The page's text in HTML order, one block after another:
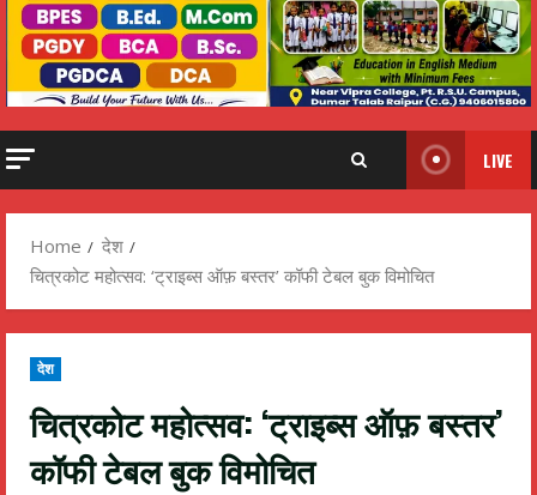
LIVE
Home
देश
चित्रकोट महोत्सव: ‘ट्राइब्स ऑफ़ बस्तर’ कॉफी टेबल बुक विमोचित
देश
चित्रकोट महोत्सव: ‘ट्राइब्स ऑफ़ बस्तर’
कॉफी टेबल बुक विमोचित